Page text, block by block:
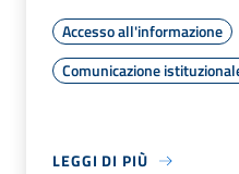
Accesso all'informazione
Comunicazione
LEGGI DI PIÙ